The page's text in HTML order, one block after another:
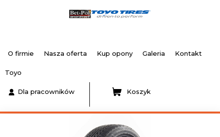
O firmie Nasza oferta Kup opony Galeria Kontakt
Toyo
Dla pracowników Koszyk